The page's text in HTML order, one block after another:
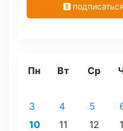
Пн Вт Ср
3
4 5
10
11 12